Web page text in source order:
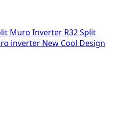
Muro Inverter R32Split
inverter New Cool Design